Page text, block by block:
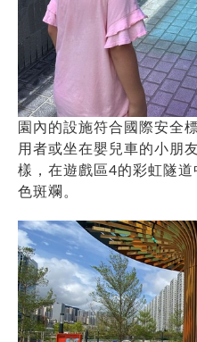
園內的設施符合國際安全
用者或坐在嬰兒車的小朋
樣，在遊戲區4的彩虹隧
色斑斕。